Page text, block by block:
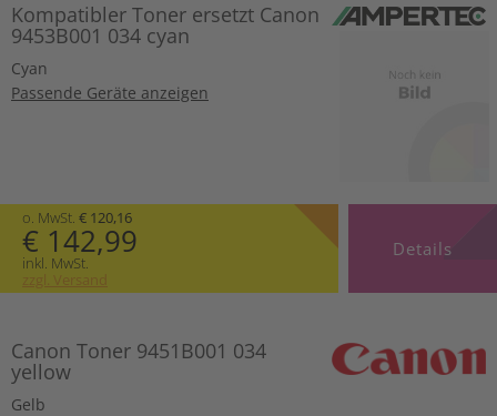
Kompatibler Toner ersetzt Canon
9453B001 034 cyan
Cyan
Passende Geräte anzeigen
o. MwSt. € 120,16
€ 142,99
inkl. MwSt.
zzgl. Versand
Details
Canon Toner 9451B001 034
yellow
Gelb